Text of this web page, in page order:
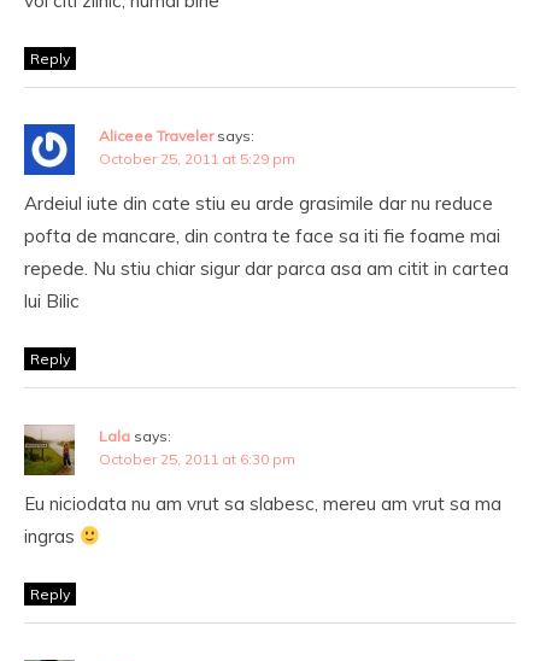
Reply
Aliceee Traveler says:
October 25, 2011 at 5:29 pm
Ardeiul iute din cate stiu eu arde grasimile dar nu reduce
pofta de mancare, din contra te face sa iti fie foame mai
repede. Nu stiu chiar sigur dar parca asa am citit in cartea
lui Bilic
Reply
Lala says:
October 25, 2011 at 6:30 pm
Eu niciodata nu am vrut sa slabesc, mereu am vrut sa ma
ingras
Reply